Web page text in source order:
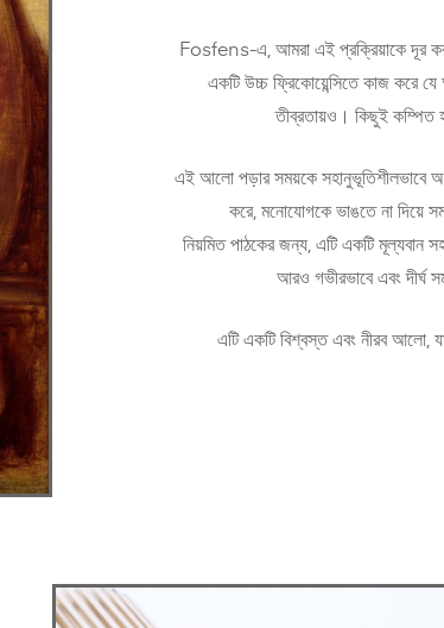
Fosfens-এ, আমরা এই প্রক্রিয়াকে দূর
একটি উচ্চ ফ্রিকোয়েন্সিতে কাজ করে
তীব্রতায়ও। কিছুই কম্পিত
এই আলো পড়ার সময়কে সহানুভূতিশীলভাবে
করে, মনোযোগকে ভাঙতে না দিয়ে
নিয়মিত পাঠকের জন্য, এটি একটি মূল্যবান
আরও গভীরভাবে এবং দীর্ঘ
এটি একটি বিশ্বস্ত এবং নীরব আলো,